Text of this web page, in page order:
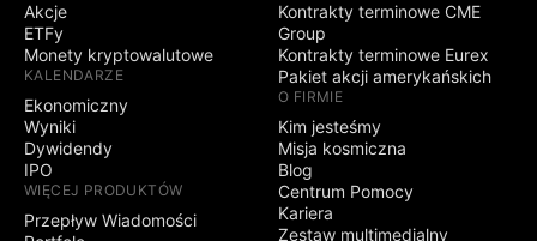
Akcje
ETFy
Monety kryptowalutowe
KALENDARZE
Ekonomiczny
Wyniki
Dywidendy
IPO
WIĘCEJ PRODUKTÓW
Przepływ Wiadomości
Kontrakty terminowe CME
Group
Kontrakty terminowe Eurex
Pakiet akcji amerykańskich
O FIRMIE
Kim jesteśmy
Misja kosmiczna
Blog
Centrum Pomocy
Kariera
Zestaw multimedialny